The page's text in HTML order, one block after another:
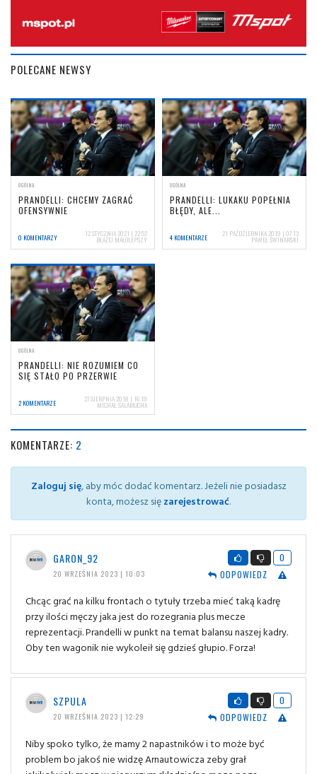
POLECANE NEWSY
OGÓLNA
PRANDELLI: CHCEMY ZAGRAĆ
OFENSYWNIE
0 KOMENTARZY 12 STYCZNIA 2021 | 22:52
BŁAŻEJ MAŁOLEPSZY
OGÓLNA
PRANDELLI: LUKAKU POPEŁNIA
BŁĘDY, ALE...
4 KOMENTARZE 21 PAŹDZIERNIKA 2019 | 07:13
PAWEŁ ŚWINARSKI
OGÓLNA
PRANDELLI: NIE ROZUMIEM CO
SIĘ STAŁO PO PRZERWIE
2 KOMENTARZE 27 SIERPNIA 2018 | 16:19
MICHAŁ SALAMUCHA
KOMENTARZE: 2
Zaloguj się, aby móc dodać komentarz. Jeżeli nie posiadasz
konta, możesz sięzarejestrować.
GARON_92
20 WRZEŚNIA 2023 | 10:03
0
ODPOWIEDZ
Chcąc grać na kilku frontach o tytuły trzeba mieć taką kadrę
przy ilości męczy jaka jest do rozegrania plus mecze
reprezentacji. Prandelli w punkt na temat balansu naszej kadry.
Oby ten wagonik nie wykoleił się gdzieś głupio. Forza!
SZPULA
20 WRZEŚNIA 2023 | 12:29
0
ODPOWIEDZ
Niby spoko tylko, że mamy 2 napastników i to może być
problem bo jakoś nie widzę Arnautowicza zeby grał